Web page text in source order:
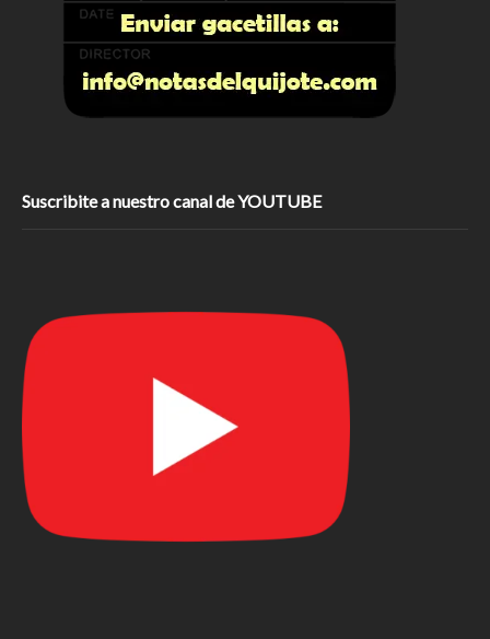
Suscribite a nuestro canal de YOUTUBE